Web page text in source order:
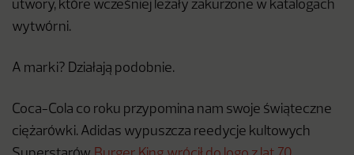
utwory, które wcześniej leżały zakurzone w katalogach
wytwórni.
A marki? Działają podobnie.
Coca-Cola co roku przypomina nam swoje świąteczne
ciężarówki. Adidas wypuszcza reedycje kultowych